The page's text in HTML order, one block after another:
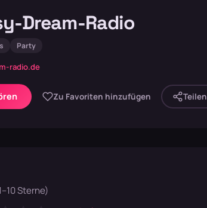
Dream-Radio
Party
radio.de
Zu Favoriten hinzufügen Teilen
Sterne)